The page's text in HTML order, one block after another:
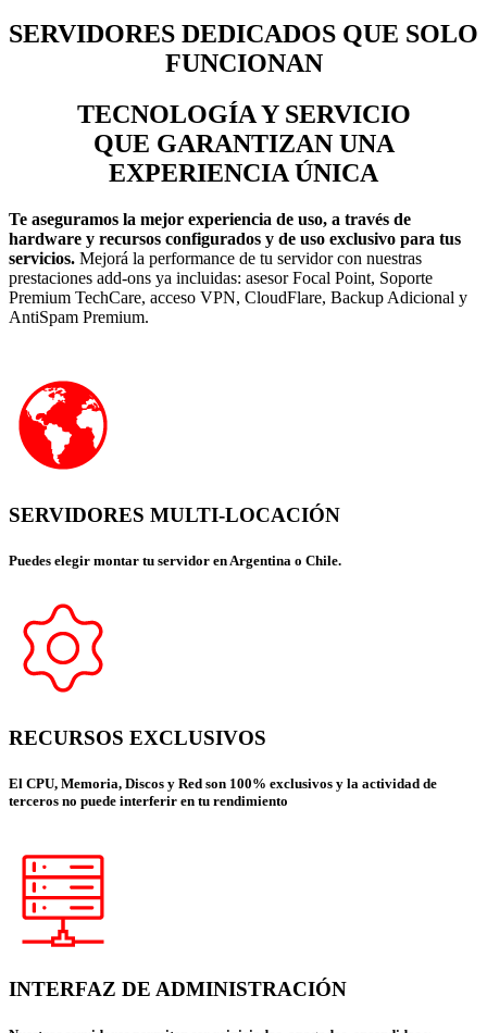
SERVIDORES DEDICADOS QUE SOLO
FUNCIONAN
TECNOLOGÍA Y SERVICIO
QUE GARANTIZAN UNA
EXPERIENCIA ÚNICA
Te aseguramos la mejor experiencia de uso, a través de
hardware y recursos configurados y de uso exclusivo para tus
servicios. Mejorá la performance de tu servidor con nuestras
prestaciones add-ons ya incluidas: asesor Focal Point, Soporte
Premium TechCare, acceso VPN, CloudFlare, Backup Adicional y
AntiSpam Premium.
SERVIDORES MULTI-LOCACIÓN
Puedes elegir montar tu servidor en Argentina o Chile.
RECURSOS EXCLUSIVOS
El CPU, Memoria, Discos y Red son 100% exclusivos y la actividad de
terceros no puede interferir en tu rendimiento
INTERFAZ DE ADMINISTRACIÓN